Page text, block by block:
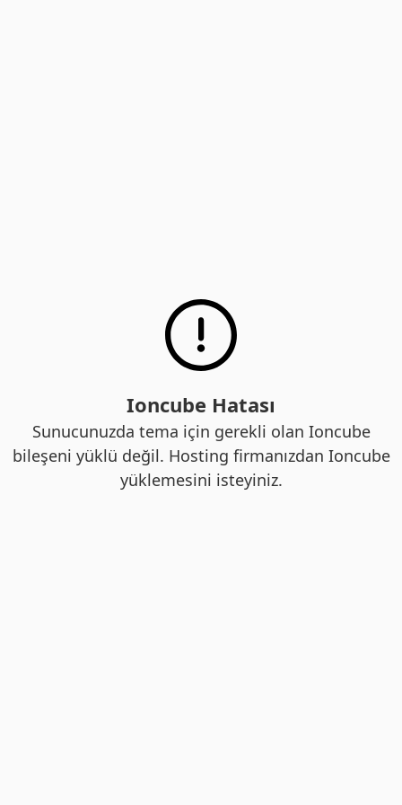
Ioncube Hatası
Sunucunuzda tema için gerekli olan Ioncube
bileşeni yüklü değil. Hosting firmanızdan Ioncube
yüklemesini isteyiniz.